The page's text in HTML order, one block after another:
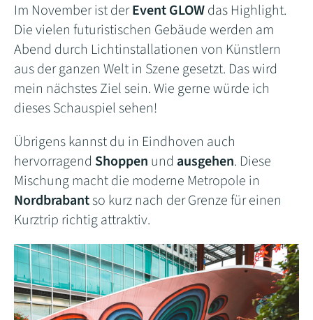
Im November ist derEvent GLOWdas Highlight.
Die vielen futuristischen Gebäude werden am
Abend durch Lichtinstallationen von Künstlern
aus der ganzen Welt in Szene gesetzt. Das wird
mein nächstes Ziel sein. Wie gerne würde ich
dieses Schauspiel sehen!
Übrigens kannst du in Eindhoven auch
hervorragend Shoppen und ausgehen. Diese
Mischung macht die moderne Metropole in
Nordbrabantso kurz nach der Grenze für einen
Kurztrip richtig attraktiv.